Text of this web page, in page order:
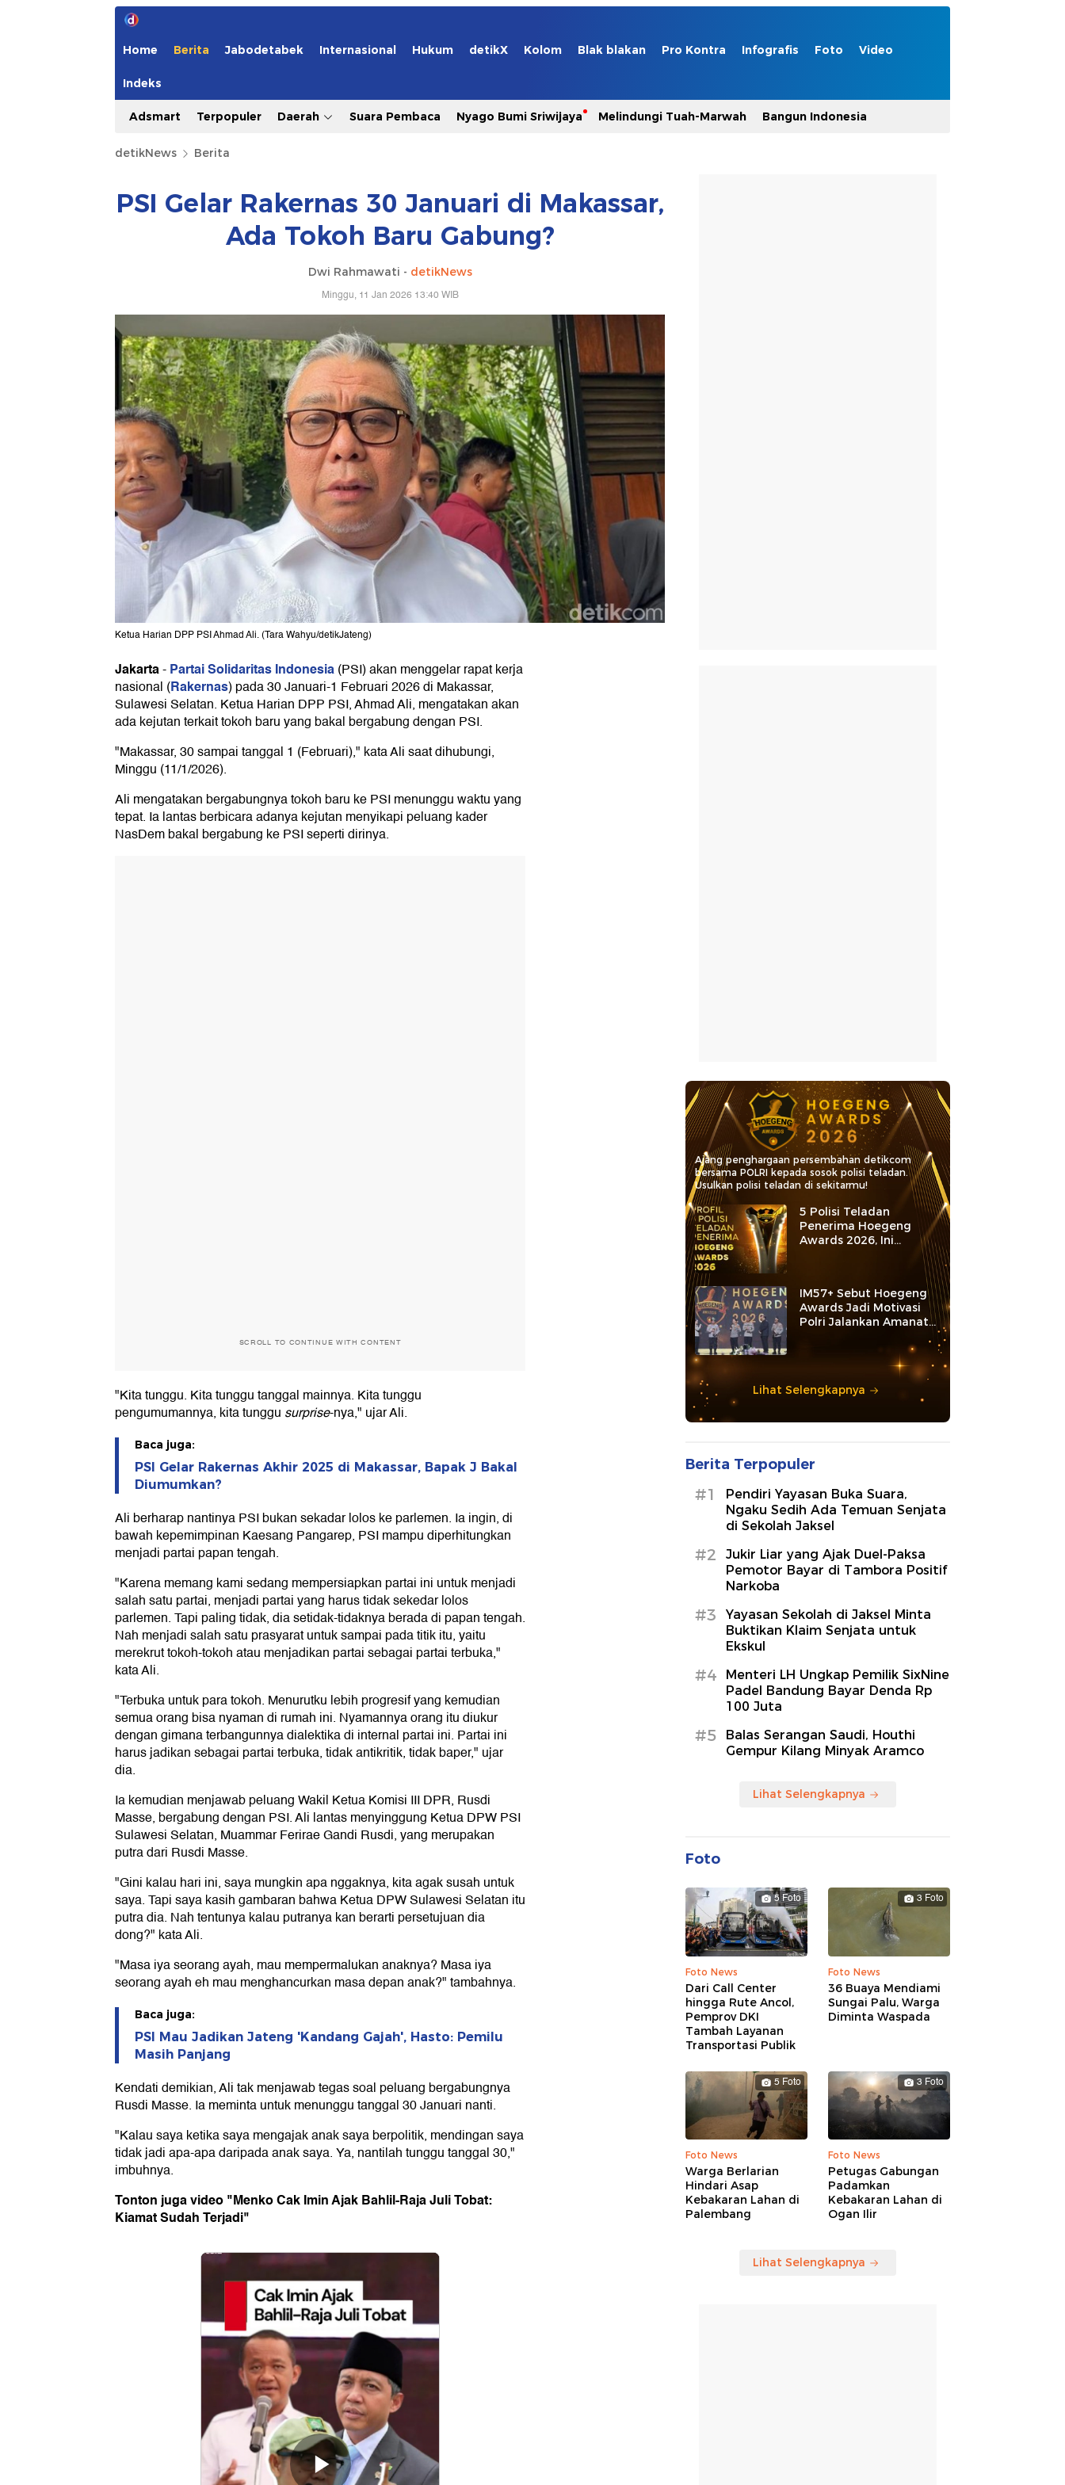
Home Berita Jabodetabek Internasional Hukum detikX Kolom Blak blakan Pro Kontra Infografis Foto Video
Indeks
Adsmart Terpopuler Daerah Suara Pembaca Nyago Bumi Sriwijaya Melindungi Tuah-Marwah Bangun Indonesia
detikNews Berita
PSI Gelar Rakernas 30 Januari di Makassar,
Ada Tokoh Baru Gabung?
Dwi Rahmawati - detikNews
Minggu, 11 Jan 2026 13:40 WIB
Ketua Harian DPP PSI Ahmad Ali. (Tara Wahyu/detikJateng)
Jakarta-Partai Solidaritas Indonesia(PSI) akan menggelar rapat kerja
nasional (Rakernas) pada 30 Januari-1 Februari 2026 di Makassar,
Sulawesi Selatan. Ketua Harian DPP PSI, Ahmad Ali, mengatakan akan
ada kejutan terkait tokoh baru yang bakal bergabung dengan PSI.
"Makassar, 30 sampai tanggal 1 (Februari)," kata Ali saat dihubungi,
Minggu (11/1/2026).
Ali mengatakan bergabungnya tokoh baru ke PSI menunggu waktu yang
tepat. Ia lantas berbicara adanya kejutan menyikapi peluang kader
NasDem bakal bergabung ke PSI seperti dirinya.
SCROLL TO CONTINUE WITH CONTENT
"Kita tunggu. Kita tunggu tanggal mainnya. Kita tunggu
pengumumannya, kita tunggu surprise-nya," ujar Ali.
Baca juga:
PSI Gelar Rakernas Akhir 2025 di Makassar, Bapak J Bakal
Diumumkan?
Ali berharap nantinya PSI bukan sekadar lolos ke parlemen. Ia ingin, di
bawah kepemimpinan Kaesang Pangarep, PSI mampu diperhitungkan
menjadi partai papan tengah.
"Karena memang kami sedang mempersiapkan partai ini untuk menjadi
salah satu partai, menjadi partai yang harus tidak sekedar lolos
parlemen. Tapi paling tidak, dia setidak-tidaknya berada di papan tengah.
Nah menjadi salah satu prasyarat untuk sampai pada titik itu, yaitu
merekrut tokoh-tokoh atau menjadikan partai sebagai partai terbuka,"
kata Ali.
"Terbuka untuk para tokoh. Menurutku lebih progresif yang kemudian
semua orang bisa nyaman di rumah ini. Nyamannya orang itu diukur
dengan gimana terbangunnya dialektika di internal partai ini. Partai ini
harus jadikan sebagai partai terbuka, tidak antikritik, tidak baper," ujar
dia.
Ia kemudian menjawab peluang Wakil Ketua Komisi III DPR, Rusdi
Masse, bergabung dengan PSI. Ali lantas menyinggung Ketua DPW PSI
Sulawesi Selatan, Muammar Ferirae Gandi Rusdi, yang merupakan
putra dari Rusdi Masse.
"Gini kalau hari ini, saya mungkin apa nggaknya, kita agak susah untuk
saya. Tapi saya kasih gambaran bahwa Ketua DPW Sulawesi Selatan itu
putra dia. Nah tentunya kalau putranya kan berarti persetujuan dia
dong?" kata Ali.
"Masa iya seorang ayah, mau mempermalukan anaknya? Masa iya
seorang ayah eh mau menghancurkan masa depan anak?" tambahnya.
Baca juga:
PSI Mau Jadikan Jateng 'Kandang Gajah', Hasto: Pemilu
Masih Panjang
Kendati demikian, Ali tak menjawab tegas soal peluang bergabungnya
Rusdi Masse. Ia meminta untuk menunggu tanggal 30 Januari nanti.
"Kalau saya ketika saya mengajak anak saya berpolitik, mendingan saya
tidak jadi apa-apa daripada anak saya. Ya, nantilah tunggu tanggal 30,"
imbuhnya.
Tonton juga video "Menko Cak Imin Ajak Bahlil-Raja Juli Tobat:
Kiamat Sudah Terjadi"
Ajang penghargaan persembahan detikcom
bersama POLRI kepada sosok polisi teladan.
Usulkan polisi teladan di sekitarmu!
5 Polisi Teladan
Penerima Hoegeng
Awards 2026, Ini
Kategori dan Kiprahnya
IM57+ Sebut Hoegeng
Awards Jadi Motivasi
Polri Jalankan Amanat
Lihat Selengkapnya
Berita Terpopuler
#1
Pendiri Yayasan Buka Suara,
Ngaku Sedih Ada Temuan Senjata
di Sekolah Jaksel
#2
Jukir Liar yang Ajak Duel-Paksa
Pemotor Bayar di Tambora Positif
Narkoba
#3
Yayasan Sekolah di Jaksel Minta
Buktikan Klaim Senjata untuk
Ekskul
#4
Menteri LH Ungkap Pemilik SixNine
Padel Bandung Bayar Denda Rp
100 Juta
#5
Balas Serangan Saudi, Houthi
Gempur Kilang Minyak Aramco
Lihat Selengkapnya
Foto
5 Foto
Foto News
Dari Call Center
hingga Rute Ancol,
Pemprov DKI
Tambah Layanan
Transportasi Publik
3 Foto
Foto News
36 Buaya Mendiami
Sungai Palu, Warga
Diminta Waspada
5 Foto
Foto News
Warga Berlarian
Hindari Asap
Kebakaran Lahan di
Palembang
3 Foto
Foto News
Petugas Gabungan
Padamkan
Kebakaran Lahan di
Ogan Ilir
Lihat Selengkapnya